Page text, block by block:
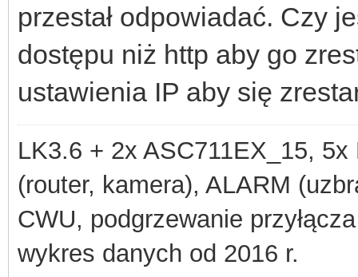
przestał odpowiadać. Czy
dostępu niż http aby go
ustawienia IP aby się
LK3.6 + 2x ASC711EX_15,
(router, kamera), ALARM
CWU, podgrzewanie
wykres danych od 2016 r.